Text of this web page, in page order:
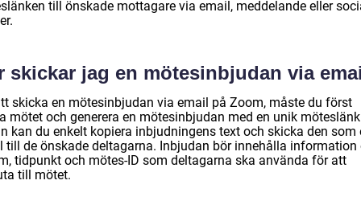
till önskade mottagare via email, meddelande eller
skickar jag en mötesinbjudan via
skicka en mötesinbjudan via email på Zoom, måste du först
mötet och generera en mötesinbjudan med en unik
kan du enkelt kopiera inbjudningens text och skicka den som
till de önskade deltagarna. Inbjudan bör innehålla information
tidpunkt och mötes-ID som deltagarna ska använda för att
till mötet.